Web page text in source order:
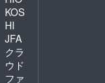
KOS
HI
JFA
クラ
ウド
ファ